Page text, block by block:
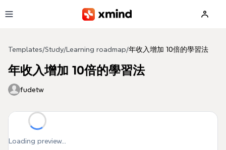
Templates/Study/ Learning roadmap/年收入增加 10倍的學習法
年收入增加 10倍的學習法
fudetw
Loading preview...